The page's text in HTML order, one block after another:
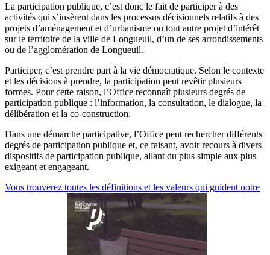
La participation publique, c’est donc le fait de participer à des
activités qui s’insèrent dans les processus décisionnels relatifs à des
projets d’aménagement et d’urbanisme ou tout autre projet d’intérêt
sur le territoire de la ville de Longueuil, d’un de ses arrondissements
ou de l’agglomération de Longueuil.
Participer, c’est prendre part à la vie démocratique. Selon le contexte
et les décisions à prendre, la participation peut revêtir plusieurs
formes. Pour cette raison, l’Office reconnaît plusieurs degrés de
participation publique : l’information, la consultation, le dialogue, la
délibération et la co-construction.
Dans une démarche participative, l’Office peut rechercher différents
degrés de participation publique et, ce faisant, avoir recours à divers
dispositifs de participation publique, allant du plus simple aux plus
exigeant et engageant.
Vous trouverez toutes les définitions et les valeurs qui guident notre